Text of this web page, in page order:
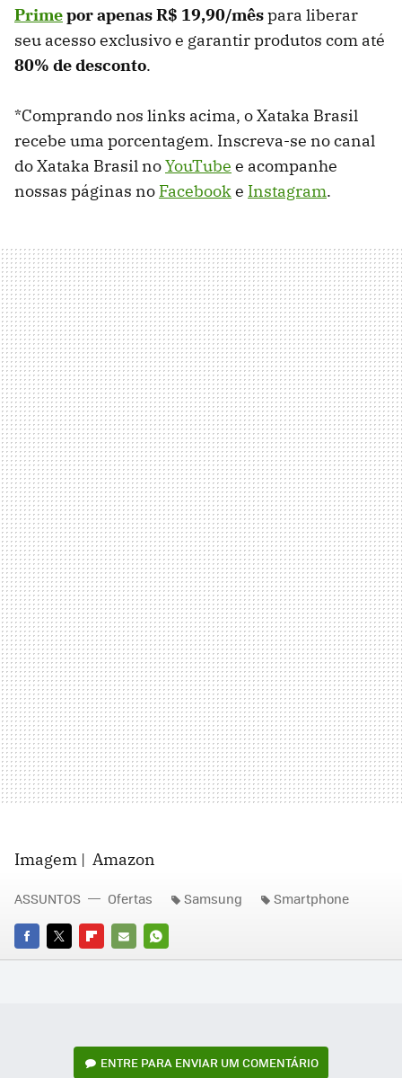
Primepor apenas R$ 19,90/mêspara liberar
seu acesso exclusivo e garantir produtos com até
80% de desconto.
*Comprando nos links acima, o Xataka Brasil
recebe uma porcentagem. Inscreva-se no canal
do Xataka Brasil noYouTube e acompanhe
nossas páginas no Facebooke Instagram.
Imagem | Amazon
FACEBOOK
TWITTERFLIPBOARD
E-
WHATSAPP
ASSUNTOS Ofertas Samsung Smartphone
ENTRE PARA ENVIAR UM COMENTÁRIO